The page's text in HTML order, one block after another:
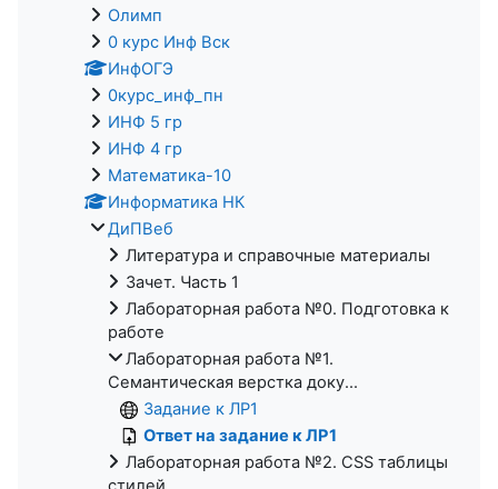
Олимп
0 курс Инф Вск
ИнфОГЭ
0курс_инф_пн
ИНФ 5 гр
ИНФ 4 гр
Математика-10
Информатика НК
ДиПВеб
Литература и справочные материалы
Зачет. Часть 1
Лабораторная работа №0. Подготовка к
работе
Лабораторная работа №1.
Семантическая верстка доку...
Задание к ЛР1
Ответ на задание к ЛР1
Лабораторная работа №2. CSS таблицы